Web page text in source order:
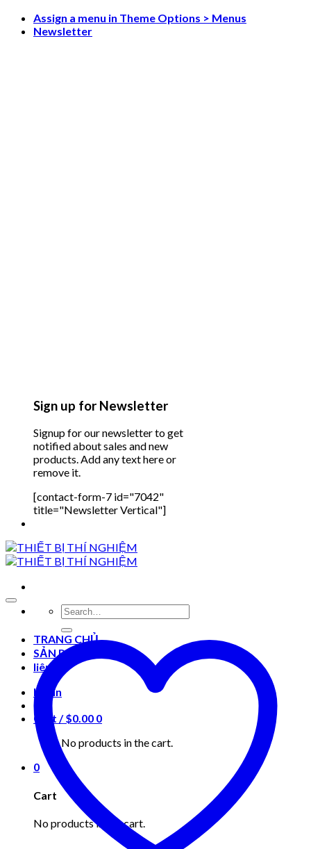
Skip
Assign a menu in Theme Options > Menus
Newsletter
Sign up for Newsletter
Signup for our newsletter to get
notified about sales and new
products. Add any text here or
remove it.
[contact-form-7 id="7042"
title="Newsletter Vertical"]
Search
for:
TRANG CHỦ
SẢN PHẨM
liên hệ
Login
Cart /$0.00 0
No products in the cart.
0
Cart
No products in the cart.